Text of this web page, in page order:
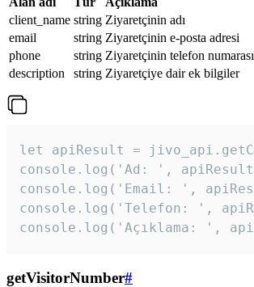
client_name string Ziyaretçinin adı
email
string Ziyaretçinin e-posta adresi
phone
string Ziyaretçinin telefon numarası
description
string Ziyaretçiye dair ek bilgiler
let apiResult =
console.log('Ad: ',
console.log('Email: ',
console.log('Telefon: ',
console.log('Açıklama: ',
getVisitorNumber#